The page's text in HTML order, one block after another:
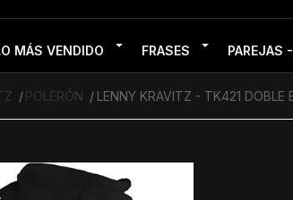
MÁS VENDIDO FRASES PAREJAS
POLERÓN LENNY KRAVITZ - TK421 DOBLE